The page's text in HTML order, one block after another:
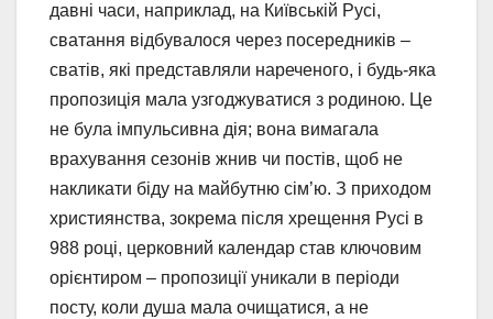
давні часи, наприклад, на Київській Русі,
сватання відбувалося через посередників –
сватів, які представляли нареченого, і будь-яка
пропозиція мала узгоджуватися з родиною. Це
не була імпульсивна дія; вона вимагала
врахування сезонів жнив чи постів, щоб не
накликати біду на майбутню сім’ю. З приходом
християнства, зокрема після хрещення Русі в
988 році, церковний календар став ключовим
орієнтиром – пропозиції уникали в періоди
посту, коли душа мала очищатися, а не